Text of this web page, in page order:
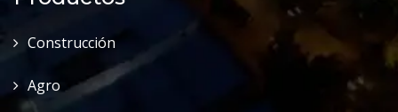
Construcción
Agro